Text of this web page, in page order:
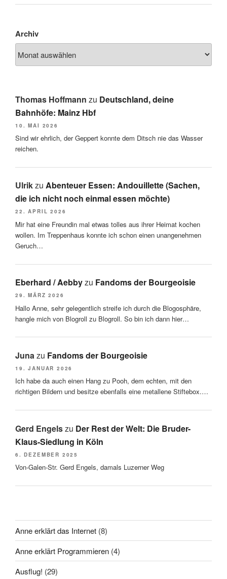
Archiv
Thomas Hoffmann zu Deutschland, deine
Bahnhöfe: Mainz Hbf
10. MAI 2026
Sind wir ehrlich, der Geppert konnte dem Ditsch nie das Wasser
reichen.
Ulrikzu Abenteuer Essen: Andouillette (Sachen,
die ich nicht noch einmal essen möchte)
22. APRIL 2026
Mir hat eine Freundin mal etwas tolles aus ihrer Heimat kochen
wollen. Im Treppenhaus konnte ich schon einen unangenehmen
Geruch…
Eberhard / Aebbyzu Fandoms der Bourgeoisie
29. MÄRZ 2026
Hallo Anne, sehr gelegentlich streife ich durch die Blogosphäre,
hangle mich von Blogroll zu Blogroll. So bin ich dann hier…
Junazu Fandoms der Bourgeoisie
19. JANUAR 2026
Ich habe da auch einen Hang zu Pooh, dem echten, mit den
richtigen Bildern und besitze ebenfalls eine metallene Stiftebox.…
Gerd Engelszu Der Rest der Welt: Die Bruder-
Klaus-Siedlung in Köln
6. DEZEMBER 2025
Von-Galen-Str. Gerd Engels, damals Luzerner Weg
Anne erklärt das Internet (8)
Anne erklärt Programmieren (4)
Ausflug! (29)